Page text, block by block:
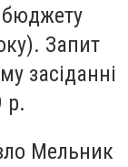
Запит
засіданні
р.
Мельник